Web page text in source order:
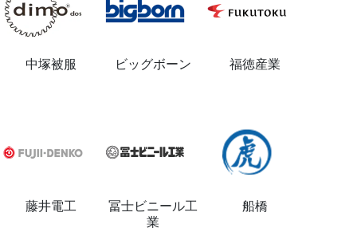
中塚被服 ビッグボーン 福徳産業
藤井電工
冨士ビニール工
業
船橋